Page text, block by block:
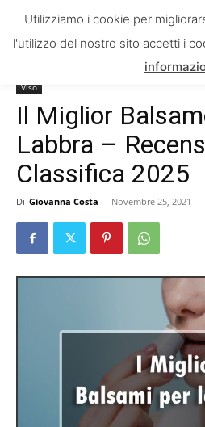
Viso
Il Miglior
Labbra –
Classifica 2025
Di Giovanna Costa - Novembre 25, 2021
Utilizziamo i cookie per
l'utilizzo del nostro sito accetti i